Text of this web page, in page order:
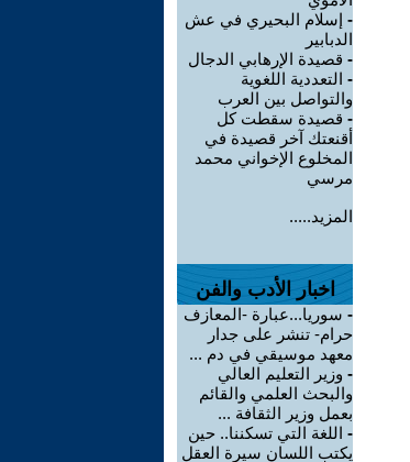
- إسلام البحيري في عش
الدبابير
- قصيدة الإرهابي الدجال
- التعددية اللغوية
والتواصل بين العرب
- قصيدة سقطت كل
أقنعتك آخر قصيدة في
المخلوع الإخواني محمد
مرسي
المزيد.....
اخبار الأدب والفن
- سوريا...عبارة -المعازف
حرام- تنشر على جدار
معهد موسيقي في دم ...
- وزير التعليم العالي
والبحث العلمي والقائم
بعمل وزير الثقافة ...
- اللغة التي تسكننا.. حين
يكتب اللسان سيرة العقل